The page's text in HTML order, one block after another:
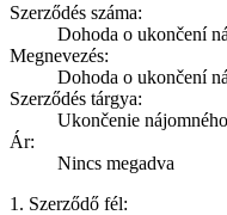
Szerződés száma:
Dohoda o ukončení
Megnevezés:
Dohoda o ukončení
Szerződés tárgya:
Ukončenie
Ár:
Nincs megadva
1. Szerződő fél: